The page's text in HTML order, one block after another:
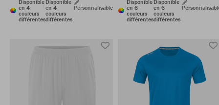
Disponible
en 4
couleurs
différentes
Disponible
en 4
couleurs
différentes
Personnalisable
Disponible
en 6
couleurs
différentes
Disponible
en 6
couleurs
différentes